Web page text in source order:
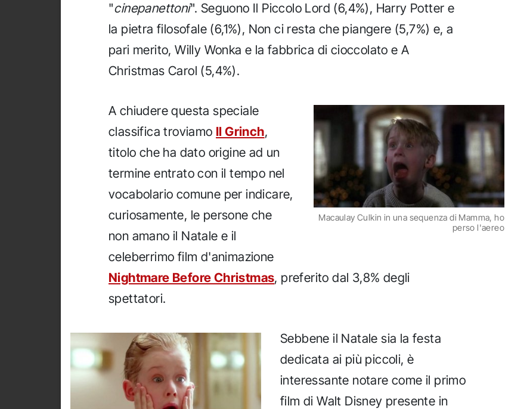
"cinepanettoni". Seguono Il Piccolo Lord (6,4%), Harry Potter e
la pietra filosofale (6,1%), Non ci resta che piangere (5,7%) e, a
pari merito, Willy Wonka e la fabbrica di cioccolato e A
Christmas Carol (5,4%).
Macaulay Culkin in una sequenza di Mamma, ho
perso l'aereo
A chiudere questa speciale
classifica troviamo Il Grinch,
titolo che ha dato origine ad un
termine entrato con il tempo nel
vocabolario comune per indicare,
curiosamente, le persone che
non amano il Natale e il
celeberrimo film d'animazione
Nightmare Before Christmas, preferito dal 3,8% degli
spettatori.
Sebbene il Natale sia la festa
dedicata ai più piccoli, è
interessante notare come il primo
film di Walt Disney presente in